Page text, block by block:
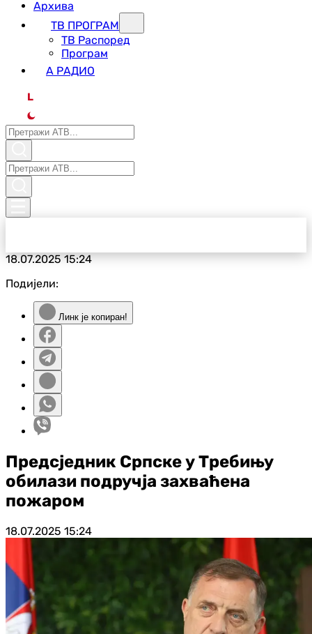
Архива
ТВ ПРОГРАМ
ТВ Распоред
Програм
А РАДИО
L
18.07.202515:24
Подијели:
Линк је копиран!
Предсједник Српске у Требињу
обилази подручја захваћена
пожарoм
18.07.2025 15:24